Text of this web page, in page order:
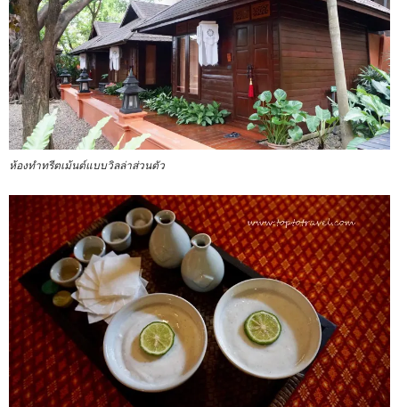
ห้องทำทรีตเม้นต์แบบวิลล่าส่วนตัว